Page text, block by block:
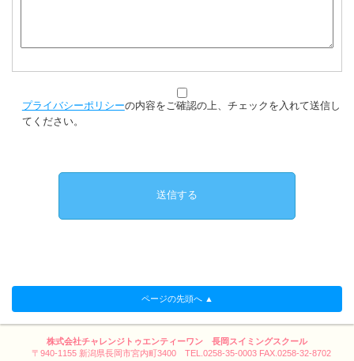
プライバシーポリシーの内容をご確認の上、チェックを入れて送信し
てください。
ページの先頭へ ▲
株式会社チャレンジトゥエンティーワン 長岡スイミングスクール
〒940-1155 新潟県長岡市宮内町3400 TEL.0258-35-0003 FAX.0258-32-8702